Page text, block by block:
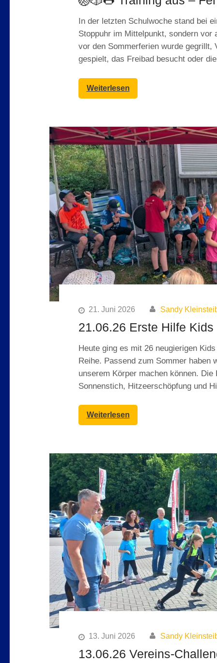
In der letzten Schulwoche stand bei
Stoppuhr im Mittelpunkt, sondern vor
vor den Sommerferien wurde gegrillt,
gespielt, das Freibad besucht oder
Weiterlesen
21. Juni 2026 Sandy
21.06.26 Erste Hilfe Kids
Heute ging es mit 26 neugierigen
Reihe. Passend zum Sommer haben
unserem Körper machen können.
Sonnenstich, Hitzeerschöpfung und
Weiterlesen
13. Juni 2026 Sandy
13.06.26 Vereins-